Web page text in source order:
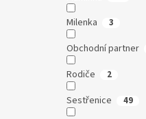
Milenka 3
Obchodní partner
Rodiče 2
Sestřenice 49